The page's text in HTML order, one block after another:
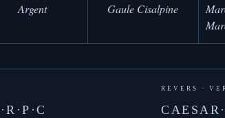
Argent Gaule Cisalpine
REVERS ·